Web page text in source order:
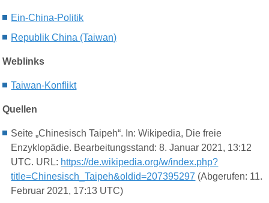
Ein-China-Politik
Republik China (Taiwan)
Weblinks
Taiwan-Konflikt
Quellen
Seite „Chinesisch Taipeh“. In: Wikipedia, Die freie
Enzyklopädie. Bearbeitungsstand: 8. Januar 2021, 13:12
UTC. URL: https://de.wikipedia.org/w/index.php?
title=Chinesisch_Taipeh&oldid=207395297 (Abgerufen: 11.
Februar 2021, 17:13 UTC)